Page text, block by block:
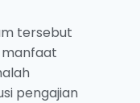
tersebut
pengajian